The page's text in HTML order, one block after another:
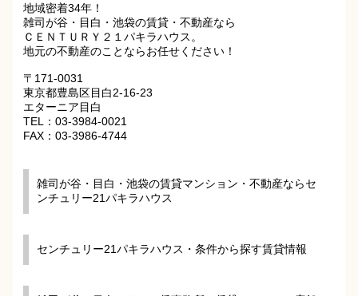
地域密着34年！
雑司が谷・目白・池袋の賃貸・不動産なら
ＣＥＮＴＵＲＹ２１パキラハウス。
地元の不動産のことならお任せください！
〒171-0031
東京都豊島区目白2-16-23
エターニア目白
TEL：03-3984-0021
FAX：03-3986-4744
雑司が谷・目白・池袋の賃貸マンション・不動産ならセ
ンチュリー21パキラハウス
センチュリー21パキラハウス・条件から探す賃貸情報